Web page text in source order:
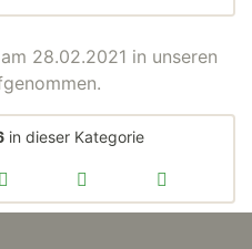
28.02.2021 in unseren
in dieser Kategorie